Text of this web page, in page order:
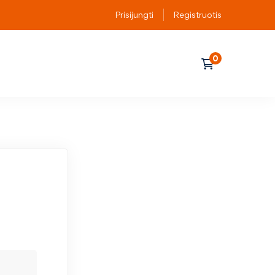
Prisijungti Registruotis